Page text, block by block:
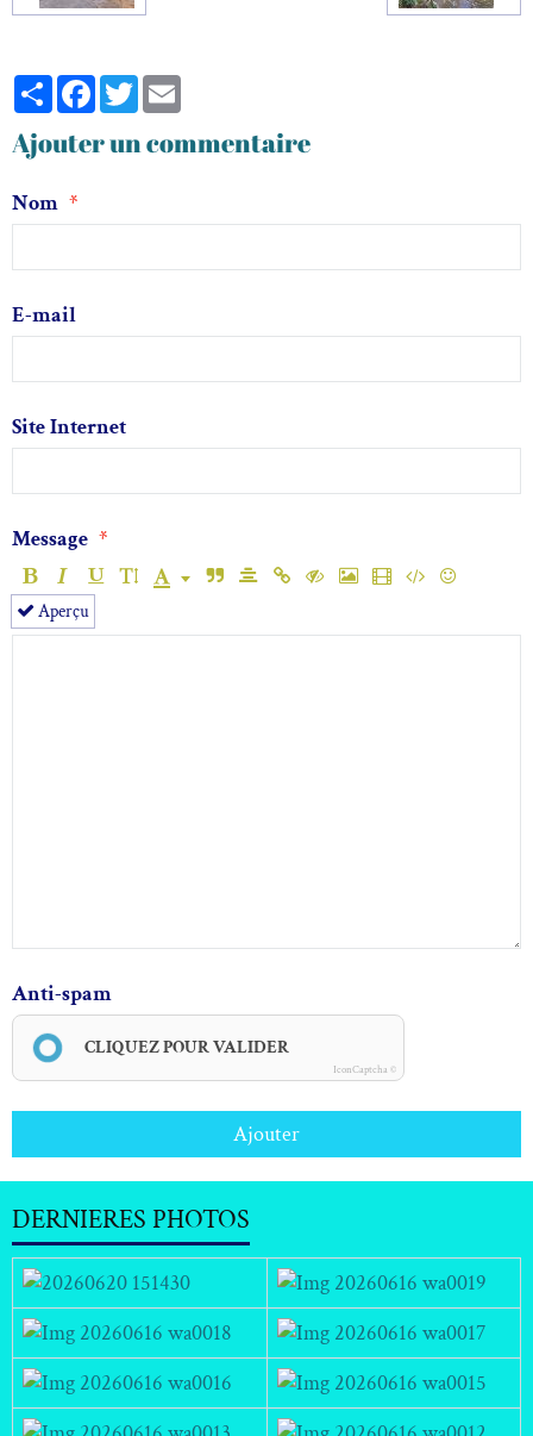
PartagerFacebook
Twitter
Ajouter un commentaire
Nom
E-mail
Site Internet
Message
Aperçu
Anti-spam
CLIQUEZ POUR VALIDER
IconCaptcha ©
Ajouter
DERNIERES PHOTOS